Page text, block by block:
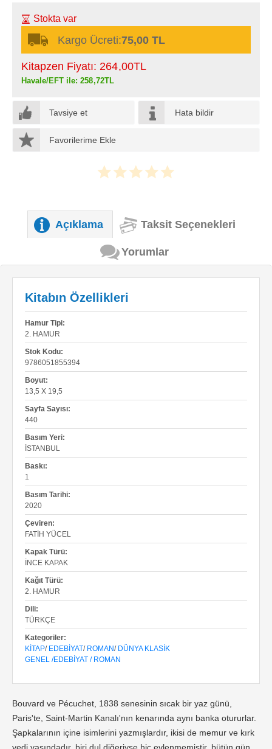
Stokta var
Kargo Ücreti:75,00 TL
Kitapzen Fiyatı: 264,00TL
Havale/EFT ile: 258,72TL
Tavsiye et Hata bildir
Favorilerime Ekle
Açıklama Taksit Seçenekleri
Yorumlar
Kitabın Özellikleri
Hamur Tipi:
2. HAMUR
Stok Kodu:
9786051855394
Boyut:
13,5 X 19,5
Sayfa Sayısı:
440
Basım Yeri:
İSTANBUL
Baskı:
1
Basım Tarihi:
2020
Çeviren:
FATIH YÜCEL
Kapak Türü:
İNCE KAPAK
Kağıt Türü:
2. HAMUR
Dili:
TÜRKÇE
Kategoriler:
KITAP/ EDEBIYAT/ ROMAN/ DÜNYA KLASIK
GENEL /EDEBİYAT / ROMAN
Bouvard ve Pécuchet, 1838 senesinin sıcak bir yaz günü,
Paris'te, Saint-Martin Kanalı'nın kenarında aynı banka otururlar.
Şapkalarının içine isimlerini yazmışlardır, ikisi de memur ve kırk